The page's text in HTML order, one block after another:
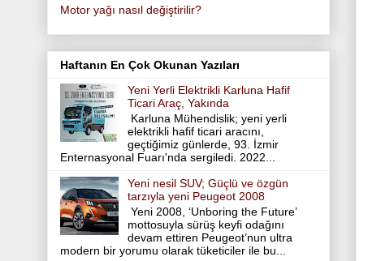
Motor yağı nasıl değiştirilir?
Haftanın En Çok Okunan Yazıları
Yeni Yerli Elektrikli Karluna Hafif
Ticari Araç, Yakında
Karluna Mühendislik; yeni yerli
elektrikli hafif ticari aracını,
geçtiğimiz günlerde, 93. İzmir
Enternasyonal Fuarı'nda sergiledi. 2022...
Yeni nesil SUV; Güçlü ve özgün
tarzıyla yeni Peugeot 2008
Yeni 2008, ‘Unboring the Future’
mottosuyla sürüş keyfi odağını
devam ettiren Peugeot’nun ultra
modern bir yorumu olarak tüketiciler ile bu...